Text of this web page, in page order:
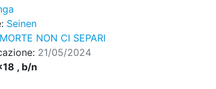
Seinen
NON CI SEPARI
21/05/2024
, b/n